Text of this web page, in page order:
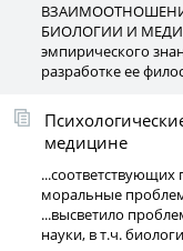
БИОЛОГИИ И
эмпирического
разработке ее
медицине
...соответствующих
моральные
...высветило
науки, в т.ч.